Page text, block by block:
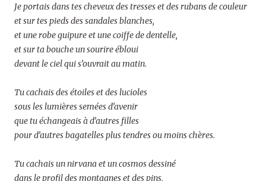
Je portais dans tes cheveux des tresses et des rubans de couleur
et sur tes pieds des sandales blanches,
et une robe guipure et une coiffe de dentelle,
et sur ta bouche un sourire ébloui
devant le ciel qui s’ouvrait au matin.
Tu cachais des étoiles et des lucioles
sous les lumières semées d’avenir
que tu échangeais à d’autres filles
pour d’autres bagatelles plus tendres ou moins chères.
Tu cachais un nirvana et un cosmos dessiné
dans le profil des montagnes et des pins,